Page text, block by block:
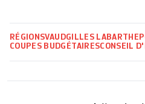
RÉGIONSVAUDGILLES LABARTHE
COUPES BUDGÉTAIRESCONSEIL